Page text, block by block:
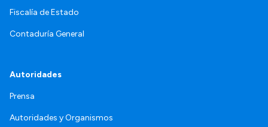
Fiscalía de Estado
Contaduría General
Autoridades
Prensa
Autoridades y Organismos